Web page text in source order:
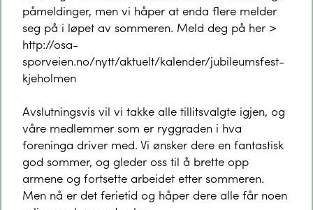
påmeldinger, men vi håper at enda flere melder
seg på i løpet av sommeren. Meld deg på her >
http://osa-
sporveien.no/nytt/aktuelt/kalender/jubileumsfest-
kjeholmen
Avslutningsvis vil vi takke alle tillitsvalgte igjen, og
våre medlemmer som er ryggraden i hva
foreninga driver med. Vi ønsker dere en fantastisk
god sommer, og gleder oss til å brette opp
armene og fortsette arbeidet etter sommeren.
Men nå er det ferietid og håper dere alle får noen